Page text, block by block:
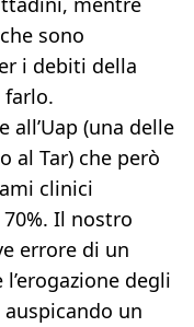
sono
i debiti della
farlo.
all’Uap (una delle
al Tar) che però
clinici
Il nostro
errore di un
degli
un